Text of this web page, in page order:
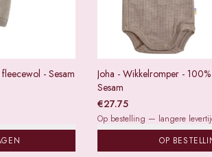
- Sesam
Joha - Wikkelromper -
Sesam
€27.75
Op bestelling — langere
OP